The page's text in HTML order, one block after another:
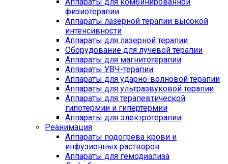
физиотерапии
Аппараты лазерной терапии высокой
интенсивности
Аппараты для лазерной терапии
Оборудование для лучевой терапии
Аппараты для магнитотерапии
Аппараты УВЧ-терапии
Аппараты для ударно-волновой терапии
Аппараты для ультразвуковой терапии
Аппараты для терапевтической
гипотермии и гипертермии
Аппараты для электротерапии
Реанимация
Аппараты подогрева крови и
инфузионных растворов
Аппараты для гемодиализа